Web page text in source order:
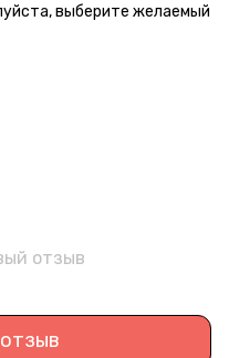
выберите желаемый
отзыв